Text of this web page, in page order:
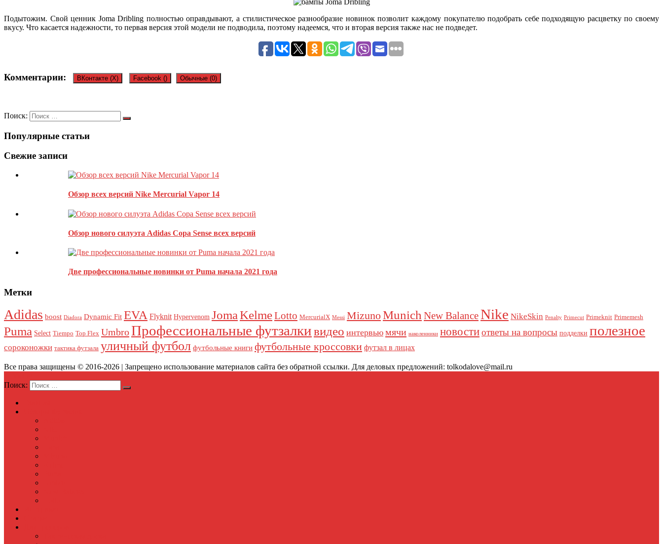
Подытожим. Свой ценник Joma Dribling полностью оправдывают, а стилистическое разнообразие новинок позволит каждому покупателю подобрать себе подходящую расцветку по своему
вкусу. Что касается надежности, то первая версия этой модели не подводила, поэтому надеемся, что и вторая версия также нас не подведет.
Комментарии: ВКонтакте (X) Facebook () Обычные (0)
Оставить комментарий
Ваш адрес email не будет опубликован.
Этот сайт использует Akismet для борьбы со спамом.
Поиск:
Популярные статьи
Свежие записи
Обзор всех версий Nike Mercurial Vapor 14
Обзор нового силуэта Adidas Copa Sense всех версий
Две профессиональные новинки от Puma начала 2021 года
Метки
Adidas boost Diadora Dynamic Fit EVA Flyknit Hypervenom JomaKelmeLotto MercurialX Messi MizunoMunich New BalanceNike NikeSkin Penalty Primecut Primeknit Primemesh
Puma Select Tiempo Top Flex UmbroПрофессиональные футзалкивидео интервью мячи наколенники новостиответы на вопросы подделки полезное
сороконожки тактика футзала уличный футбол футбольные книги футбольные кроссовки футзал в лицах
Все права защищены © 2016-2026 | Запрещено использование материалов сайта без обратной ссылки. Для деловых предложений: tolkodalove@mail.ru
Поиск: